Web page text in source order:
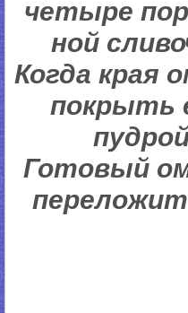
четыре
ной
Когда края
покрыть
Готовый